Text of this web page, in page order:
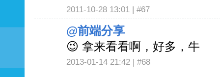
2011-10-28 13:01 | #67
@前端分享
😉 拿来看看啊，好多，牛
2013-01-14 21:42 | #68